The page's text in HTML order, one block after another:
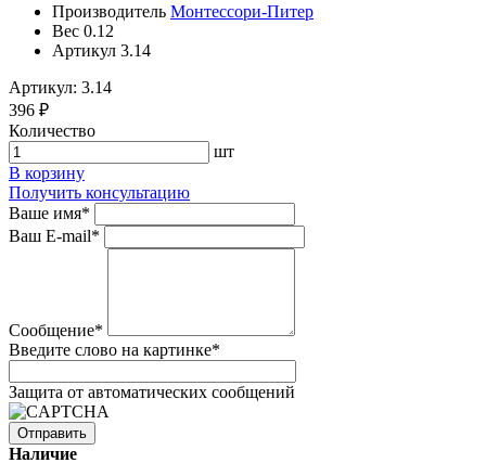
Производитель Монтессори-Питер
Вес 0.12
Артикул 3.14
Артикул: 3.14
396 ₽
Количество
шт
В корзину
Получить консультацию
Ваше имя*
Ваш E-mail*
Сообщение*
Введите слово на картинке*
Защита от автоматических сообщений
Наличие